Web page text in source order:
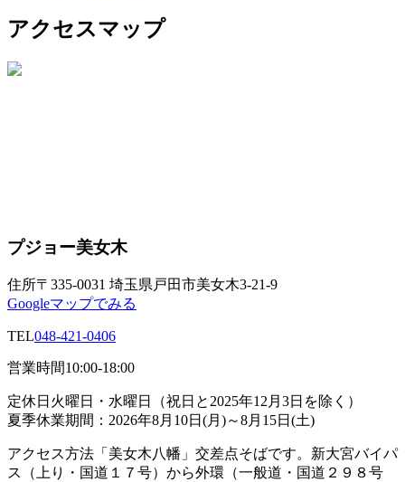
アクセスマップ
プジョー美女木
住所〒335-0031 埼玉県戸田市美女木3-21-9
Googleマップでみる
TEL048-421-0406
営業時間10:00-18:00
定休日 火曜日・水曜日（祝日と2025年12月3日を除く）
夏季休業期間：2026年8月10日(月)～8月15日(土)
アクセス方法 「美女木八幡」交差点そばです。新大宮バイパ
ス（上り・国道１７号）から外環（一般道・国道２９８号